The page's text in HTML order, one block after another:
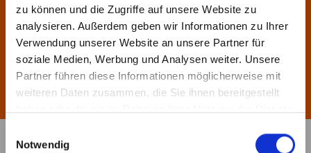
zu können und die Zugriffe auf unsere Website zu
analysieren. Außerdem geben wir Informationen zu Ihrer
Verwendung unserer Website an unsere Partner für
soziale Medien, Werbung und Analysen weiter. Unsere
Partner führen diese Informationen möglicherweise mit
weiteren Daten zusammen, die Sie ihnen bereitgestellt
Notwendig
Dr. Simon Berkler (er/ihm)
Gründer & Geschäftsführer,
Organisationsberater,
Verantwortungseigentümer
Bei TheDive entsteht
ständig Neues.
Mit unserem Newsletter
bleibst Du auf dem